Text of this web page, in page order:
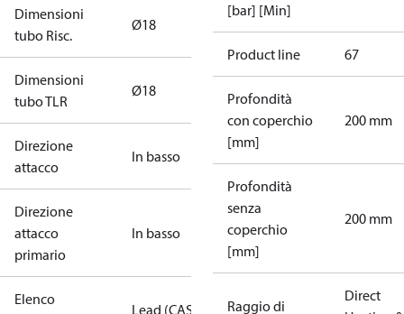
Dimensioni
tubo Risc.
Ø18
Dimensioni
tubo TLR
Ø18
Direzione
attacco
In basso
Direzione
attacco
primario
In basso
Elenco
Lead (CAS
[bar] [Min]
Product line 67
Profondità
con coperchio
[mm]
200 mm
Profondità
senza
coperchio
[mm]
200 mm
Raggio di
Direct